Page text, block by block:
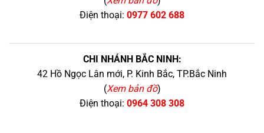
Điện thoại: 0977 602 688
CHI NHÁNH BẮC NINH:
42 Hồ Ngọc Lân mới, P. Kinh Bắc, TP.Bắc Ninh
(Xem bản đồ)
Điện thoại: 0964 308 308